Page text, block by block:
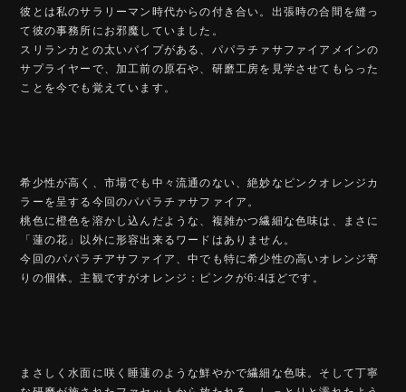
彼とは私のサラリーマン時代からの付き合い。出張時の合間を縫っ
て彼の事務所にお邪魔していました。
スリランカとの太いパイプがある、パパラチァサファイアメインの
サプライヤーで、加工前の原石や、研磨工房を見学させてもらった
ことを今でも覚えています。
希少性が高く、市場でも中々流通のない、絶妙なピンクオレンジカ
ラーを呈する今回のパパラチァサファイア。
桃色に橙色を溶かし込んだような、複雑かつ繊細な色味は、まさに
「蓮の花」以外に形容出来るワードはありません。
今回のパパラチアサファイア、中でも特に希少性の高いオレンジ寄
りの個体。主観ですがオレンジ：ピンクが6:4ほどです。
まさしく水面に咲く睡蓮のような鮮やかで繊細な色味。そして丁寧